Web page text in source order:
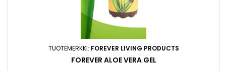
TUOTEMERKKI: FOREVER LIVING PRODUCTS
FOREVER ALOE VERA GEL